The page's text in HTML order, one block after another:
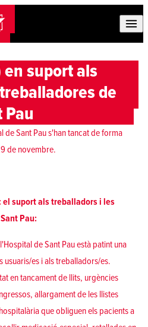
en suport als
de
de Sant Paus'han tancat de forma
de novembre.
el suport als treballadors i les
Pau:
de Sant Pau està patint una
usuaris/es i als treballadors/es.
en tancament de llits, urgències
allargament de les llistes
que obliguen els pacients a